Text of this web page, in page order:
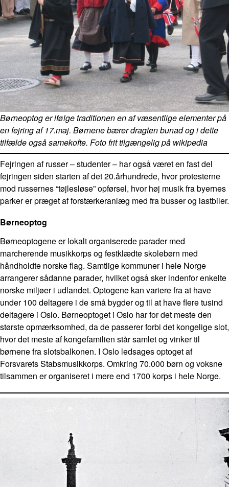
Børneoptog er ifølge traditionen en af væsentlige elementer på
en fejring af 17.maj. Børnene bærer dragten bunad og i dette
tilfælde også samekofte. Foto frit tilgængelig på wikipedia
Fejringen af russer – studenter – har også været en fast del
fejringen siden starten af det 20.århundrede, hvor protesterne
mod russernes “tøjlesløse” opførsel, hvor høj musik fra byernes
parker er præget af forstærkeranlæg med fra busser og lastbiler.
Børneoptog
Børneoptogene er lokalt organiserede parader med
marcherende musikkorps og festklædte skolebørn med
håndholdte norske flag. Samtlige kommuner i hele Norge
arrangerer sådanne parader, hvilket også sker indenfor enkelte
norske miljøer i udlandet. Optogene kan variere fra at have
under 100 deltagere i de små bygder og til at have flere tusind
deltagere i Oslo. Børneoptoget i Oslo har for det meste den
største opmærksomhed, da de passerer forbi det kongelige slot,
hvor det meste af kongefamilien står samlet og vinker til
børnene fra slotsbalkonen. I Oslo ledsages optoget af
Forsvarets Stabsmusikkorps. Omkring 70.000 børn og voksne
tilsammen er organiseret i mere end 1700 korps i hele Norge.